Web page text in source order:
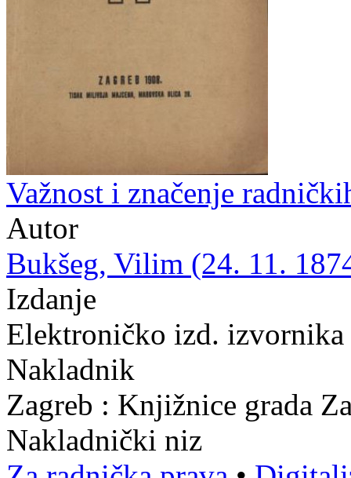
Važnost i značenje
Autor
Bukšeg, Vilim (24. 11.
Izdanje
Elektroničko izd.
Nakladnik
Zagreb : Knjižnice grada
Nakladnički niz